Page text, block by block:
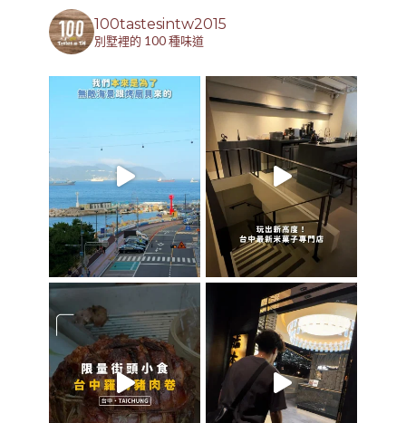
100tastesintw2015
別墅裡的 100 種味道